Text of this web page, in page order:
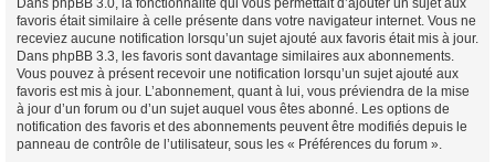
Dans phpBB 3.0, la fonctionnalité qui vous permettait d’ajouter un sujet aux
favoris était similaire à celle présente dans votre navigateur internet. Vous ne
receviez aucune notification lorsqu’un sujet ajouté aux favoris était mis à jour.
Dans phpBB 3.3, les favoris sont davantage similaires aux abonnements.
Vous pouvez à présent recevoir une notification lorsqu’un sujet ajouté aux
favoris est mis à jour. L’abonnement, quant à lui, vous préviendra de la mise
à jour d’un forum ou d’un sujet auquel vous êtes abonné. Les options de
notification des favoris et des abonnements peuvent être modifiés depuis le
panneau de contrôle de l’utilisateur, sous les « Préférences du forum ».